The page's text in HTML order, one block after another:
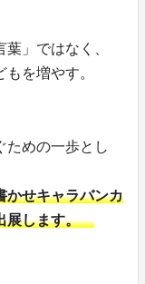
」ではなく、
を増やす。
ための一歩とし
せキャラバンカ
展します。